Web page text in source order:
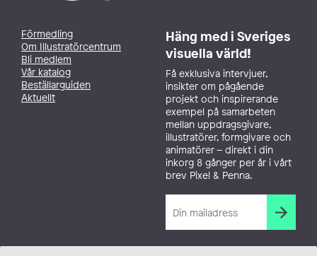
Förmedling
Om Illustratörcentrum
Bli medlem
Vår katalog
Beställarguiden
Aktuellt
Häng med i Sveriges
visuella värld!
Få exklusiva intervjuer,
insikter om pågående
projekt och inspirerande
exempel på samarbeten
mellan uppdragsgivare,
illustratörer, formgivare och
animatörer – direkt i din
inkorg 8 gånger per år i vårt
brev Pixel & Penna.